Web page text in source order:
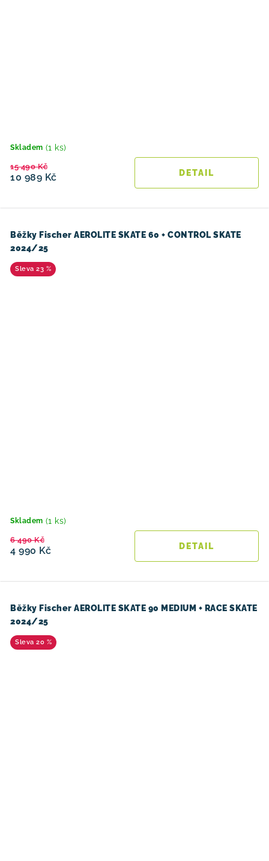
Skladem (1 ks)
10 989 Kč
15 490 Kč
Běžky Fischer AEROLITE SKATE 60 + CONTROL SKATE
2024/25
23 %
Skladem (1 ks)
4 990 Kč
6 490 Kč
Běžky Fischer AEROLITE SKATE 90 MEDIUM + RACE SKATE
2024/25
20 %